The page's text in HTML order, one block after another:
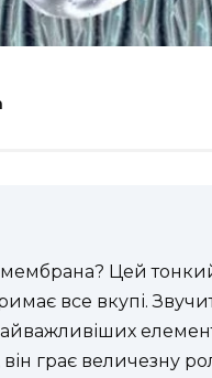
Цей
все вкупі.
грає величезну